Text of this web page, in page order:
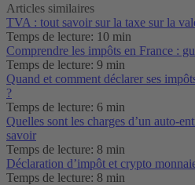
Articles similaires
TVA : tout savoir sur la taxe sur la
Temps de lecture: 10 min
Comprendre les impôts en France :
Temps de lecture: 9 min
Quand et comment déclarer ses
?
Temps de lecture: 6 min
Quelles sont les charges d’un auto-
savoir
Temps de lecture: 8 min
Déclaration d’impôt et crypto
Temps de lecture: 8 min